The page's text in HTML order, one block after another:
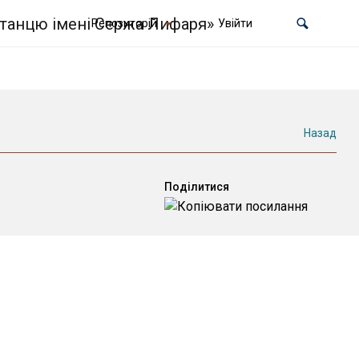
Репозиторій Увійти
Назад
Поділитися